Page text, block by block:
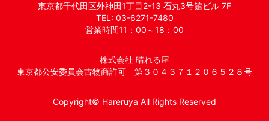
東京都千代田区外神田1丁目2-13 石丸3号館ビル 7F
TEL: 03-6271-7480
営業時間11：00～18：00
株式会社 晴れる屋
東京都公安委員会古物商許可 第３０４３７１２０６５２８号
Copyright© Hareruya All Rights Reserved